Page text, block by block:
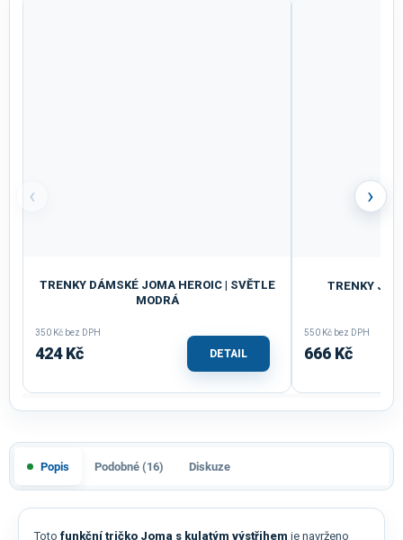
‹
TRENKY DÁMSKÉ JOMA HEROIC | SVĚTLE
MODRÁ
350 Kč bez DPH
424 Kč DETAIL
TRENKY
550 Kč bez DPH
666 Kč
›
Popis Podobné (16) Diskuze
Toto funkční tričko Joma s kulatým výstřihem je navrženo